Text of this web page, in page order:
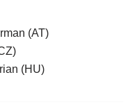
(AT)
(HU)